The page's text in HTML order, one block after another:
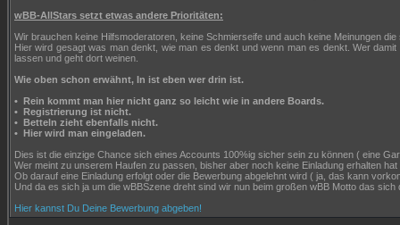
wBB-AllStars setzt etwas andere Prioritäten:
Wir brauchen keine Hilfsmoderatoren, keine Schmierseife und auch keine Meinungen
Hier wird gesagt was man denkt, wie man es denkt und wenn man es denkt. Wer
lassen und geht dort weinen.
Wie oben schon erwähnt, In ist eben wer drin ist.
• Rein kommt man hier nicht ganz so leicht wie in andere Boards.
• Registrierung ist nicht.
• Betteln zieht ebenfalls nicht.
• Hier wird man eingeladen.
Dies ist die einzige Chance sich eines Accounts 100%ig sicher sein zu können ( eine
Wer meint zu unserem Haufen zu passen, bisher aber noch keine Einladung erhalten
Ob darauf eine Einladung erfolgt oder die Bewerbung abgelehnt wird ( ja, das kann
Und da es sich ja um die wBBSzene dreht sind wir nun beim großen wBB Motto das
Hier kannst Du Deine Bewerbung abgeben!